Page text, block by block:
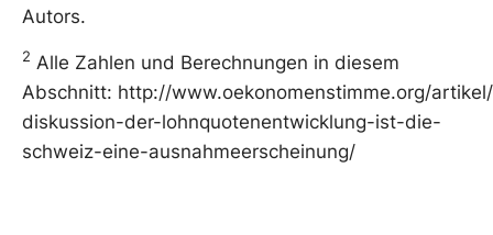
Autors.
2 Alle Zahlen und Berechnungen in diesem
Abschnitt: http://www.oekonomenstimme.org/
diskussion-der-lohnquotenentwicklung-ist-die-
schweiz-eine-ausnahmeerscheinung/